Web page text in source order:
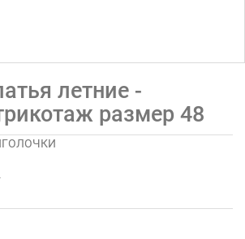
летние -
размер 48